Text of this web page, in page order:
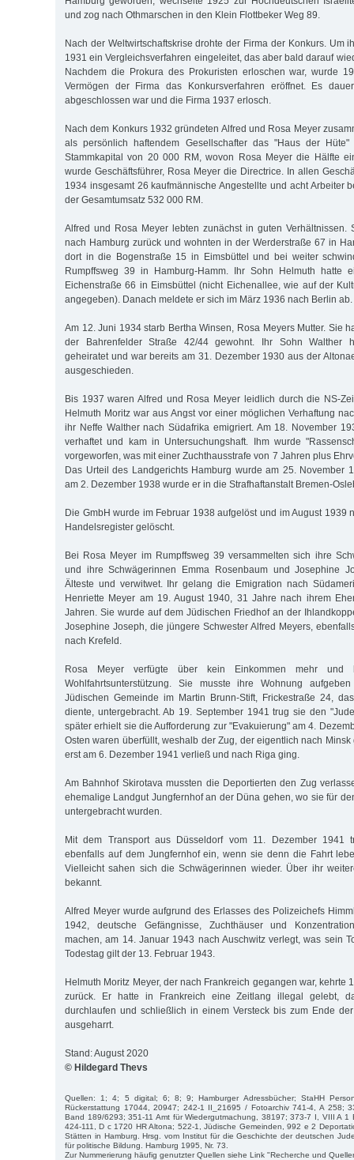
und zog nach Othmarschen in den Klein Flottbeker Weg 89.
Nach der Weltwirtschaftskrise drohte der Firma der Konkurs. Um
1931 ein Vergleichsverfahren eingeleitet, das aber bald darauf
Nachdem die Prokura des Prokuristen erloschen war, wurde
Vermögen der Firma das Konkursverfahren eröffnet. Es
abgeschlossen war und die Firma 1937 erlosch.
Nach dem Konkurs 1932 gründeten Alfred und Rosa Meyer
als persönlich haftendem Gesellschafter das "Haus der
Stammkapital von 20 000 RM, wovon Rosa Meyer die Hälfte
wurde Geschäftsführer, Rosa Meyer die Directrice. In allen
1934 insgesamt 26 kaufmännische Angestellte und acht Arbeiter
der Gesamtumsatz 532 000 RM.
Alfred und Rosa Meyer lebten zunächst in guten Verhältnissen.
nach Hamburg zurück und wohnten in der Werderstraße 67 in
dort in die Bogenstraße 15 in Eimsbüttel und bei weiter
Rumpffsweg 39 in Hamburg-Hamm. Ihr Sohn Helmuth hatte
Eichenstraße 66 in Eimsbüttel (nicht Eichenallee, wie auf der
angegeben). Danach meldete er sich im März 1936 nach Berlin ab.
Am 12. Juni 1934 starb Bertha Winsen, Rosa Meyers Mutter. Sie
der Bahrenfelder Straße 42/44 gewohnt. Ihr Sohn Walther
geheiratet und war bereits am 31. Dezember 1930 aus der
ausgeschieden.
Bis 1937 waren Alfred und Rosa Meyer leidlich durch die NS-
Helmuth Moritz war aus Angst vor einer möglichen Verhaftung
ihr Neffe Walther nach Südafrika emigriert. Am 18. November
verhaftet und kam in Untersuchungshaft. Ihm wurde
vorgeworfen, was mit einer Zuchthausstrafe von 7 Jahren plus
Das Urteil des Landgerichts Hamburg wurde am 25. November
am 2. Dezember 1938 wurde er in die Strafhaftanstalt Bremen-
Die GmbH wurde im Februar 1938 aufgelöst und im August 1939
Handelsregister gelöscht.
Bei Rosa Meyer im Rumpffsweg 39 versammelten sich ihre
und ihre Schwägerinnen Emma Rosenbaum und Josephine
Älteste und verwitwet. Ihr gelang die Emigration nach
Henriette Meyer am 19. August 1940, 31 Jahre nach ihrem
Jahren. Sie wurde auf dem Jüdischen Friedhof an der
Josephine Joseph, die jüngere Schwester Alfred Meyers,
nach Krefeld.
Rosa Meyer verfügte über kein Einkommen mehr
Wohlfahrtsunterstützung. Sie musste ihre Wohnung
Jüdischen Gemeinde im Martin Brunn-Stift, Frickestraße 24,
diente, untergebracht. Ab 19. September 1941 trug sie den
später erhielt sie die Aufforderung zur "Evakuierung" am 4.
Osten waren überfüllt, weshalb der Zug, der eigentlich nach
erst am 6. Dezember 1941 verließ und nach Riga ging.
Am Bahnhof Skirotava mussten die Deportierten den Zug
ehemalige Landgut Jungfernhof an der Düna gehen, wo sie für
untergebracht wurden.
Mit dem Transport aus Düsseldorf vom 11. Dezember 1941
ebenfalls auf dem Jungfernhof ein, wenn sie denn die Fahrt
Vielleicht sahen sich die Schwägerinnen wieder. Über ihr
bekannt.
Alfred Meyer wurde aufgrund des Erlasses des Polizeichefs
1942, deutsche Gefängnisse, Zuchthäuser und
machen, am 14. Januar 1943 nach Auschwitz verlegt, was sein
Todestag gilt der 13. Februar 1943.
Helmuth Moritz Meyer, der nach Frankreich gegangen war, kehrte
zurück. Er hatte in Frankreich eine Zeitlang illegal gelebt,
durchlaufen und schließlich in einem Versteck bis zum Ende
ausgeharrt.
Stand: August 2020
© Hildegard Thevs
Quellen: 1; 4; 5 digital; 6; 8; 9; Hamburger Adressbücher; StaHH
Rückerstattung 17044, 20947; 242-1 II_21695 / Fotoarchiv 741-4, A 258;
Band 189/6293; 351-11 Amt für Wiedergutmachung, 38197; 373-7 I, VIII A 1
424-111, D c 1720 HR Altona; 522-1, Jüdische Gemeinden, 992 e 2
Stätten in Hamburg. Hrsg. vom Institut für die Geschichte der deutschen
für politische Bildung. Hamburg 1995, Nr. 73.
Zur Nummerierung häufig genutzter Quellen siehe Link "Recherche und